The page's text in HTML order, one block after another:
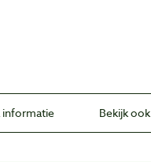
informatie Bekijk ook